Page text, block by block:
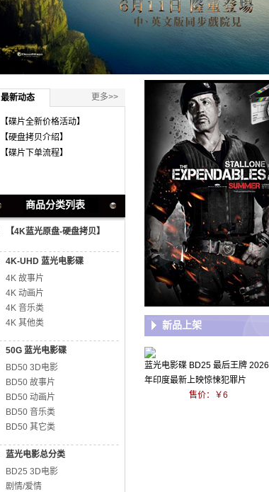
最新动态 更多>>
【碟片全新价格活动】
【硬盘拷贝介绍】
【碟片下单流程】
商品分类列表
【4K蓝光原盘-硬盘拷贝】
4K-UHD 蓝光电影碟
4K 故事片
4K 动画片
4K 音乐类
4K 其他类
50G 蓝光电影碟
BD50 3D电影
BD50 故事片
BD50 动画片
BD50 音乐类
BD50 其它类
蓝光电影总分类
BD25 3D电影
剧情/爱情
新品上架
蓝光电影碟 BD25 最后王牌 2026
年印度最新上映惊悚犯罪片
售价：￥6